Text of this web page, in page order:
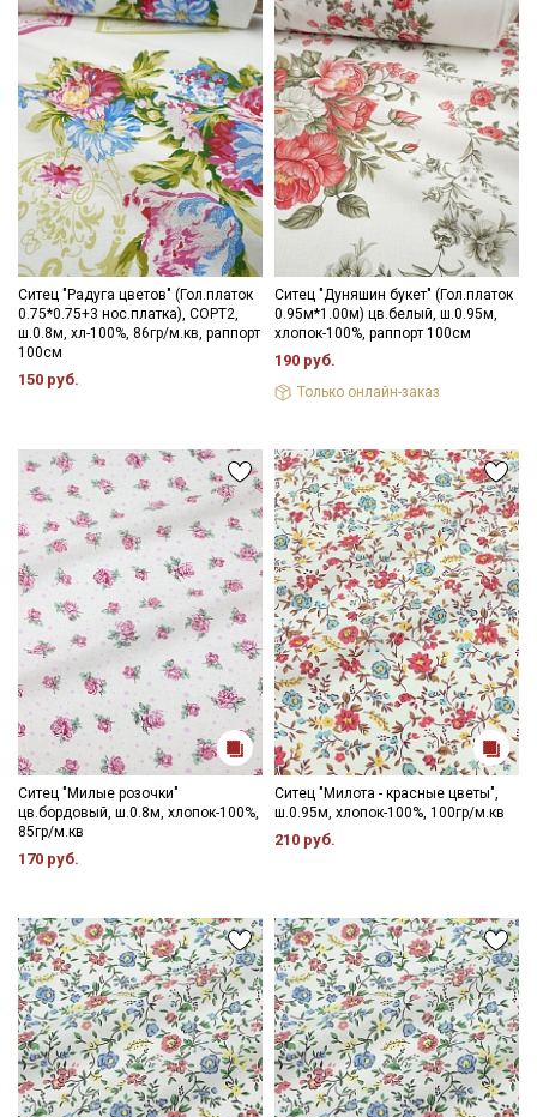
Ситец "Радуга цветов" (Гол.платок
0.75*0.75+3 нос.платка), СОРТ2,
ш.0.8м, хл-100%, 86гр/м.кв, раппорт
100см
150 руб.
Ситец "Дуняшин букет" (Гол.платок
0.95м*1.00м) цв.белый, ш.0.95м,
хлопок-100%, раппорт 100см
190 руб.
Только онлайн-заказ
Ситец "Милые розочки"
цв.бордовый, ш.0.8м, хлопок-100%,
85гр/м.кв
170 руб.
Ситец "Милота - красные цветы",
ш.0.95м, хлопок-100%, 100гр/м.кв
210 руб.
Электронная почта
Подписаться
Ознакомлен(а) сПолитикой обработки персональных
данныхи даюСогласие на обработку персональных
данных
ДаюСогласие на получение рекламных и
информационных рассылок